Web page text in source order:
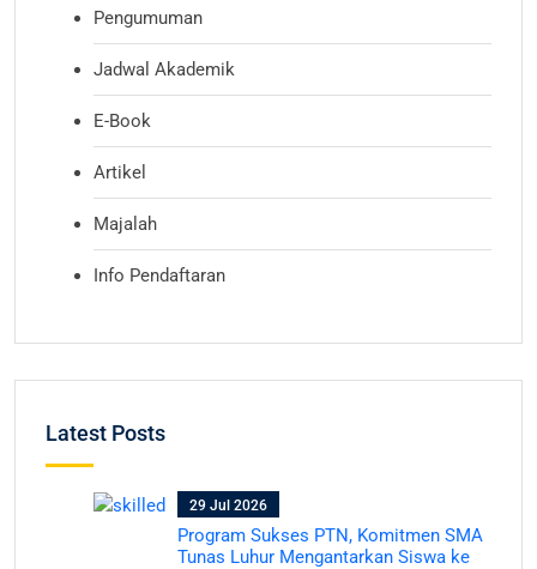
Pengumuman
Jadwal Akademik
E-Book
Artikel
Majalah
Info Pendaftaran
Latest Posts
29 Jul 2026
Program Sukses PTN, Komitmen SMA
Tunas Luhur Mengantarkan Siswa ke